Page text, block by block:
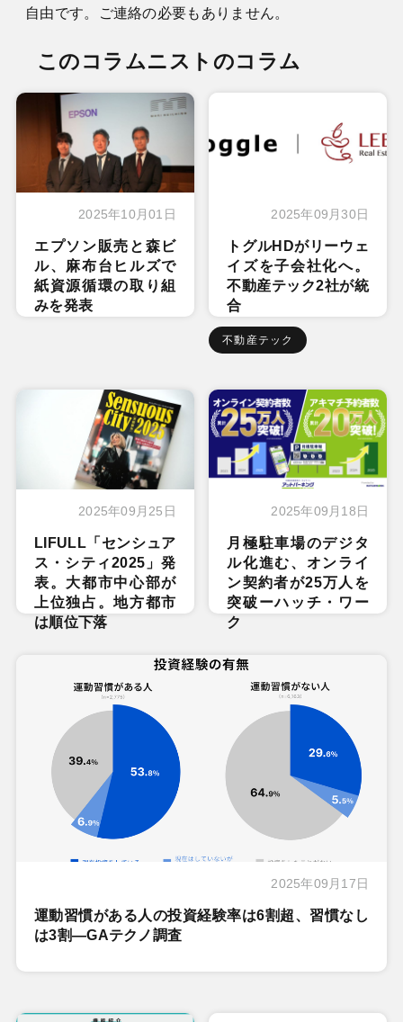
自由です。ご連絡の必要もありません。
このコラムニストのコラム
2025年10月01日
エプソン販売と森ビ
ル、麻布台ヒルズで
紙資源循環の取り組
みを発表
2025年09月30日
トグルHDがリーウェ
イズを子会社化へ。
不動産テック2社が統
合
不動産テック
2025年09月25日
LIFULL「センシュア
ス・シティ2025」発
表。大都市中心部が
上位独占。地方都市
は順位下落
2025年09月18日
月極駐車場のデジタ
ル化進む、オンライ
ン契約者が25万人を
突破ーハッチ・ワー
ク
2025年09月17日
運動習慣がある人の投資経験率は6割超、習慣なし
は3割―GAテクノ調査